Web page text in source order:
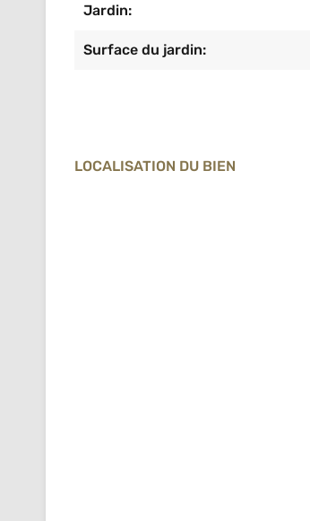
Jardin:
Surface du jardin:
LOCALISATION DU BIEN